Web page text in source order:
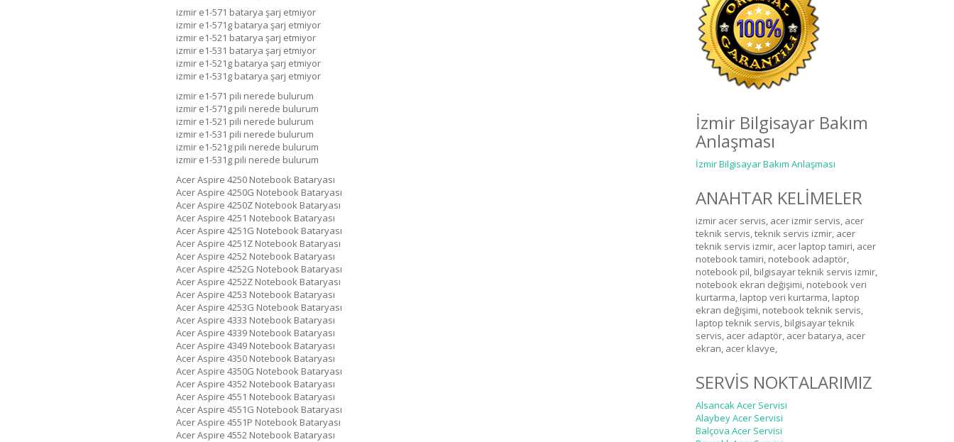
izmir e1-571 batarya şarj etmiyor
izmir e1-571g batarya şarj etmiyor
izmir e1-521 batarya şarj etmiyor
izmir e1-531 batarya şarj etmiyor
izmir e1-521g batarya şarj etmiyor
izmir e1-531g batarya şarj etmiyor
izmir e1-571 pili nerede bulurum
izmir e1-571g pili nerede bulurum
izmir e1-521 pili nerede bulurum
izmir e1-531 pili nerede bulurum
izmir e1-521g pili nerede bulurum
izmir e1-531g pili nerede bulurum
Acer Aspire 4250 Notebook Bataryası
Acer Aspire 4250G Notebook Bataryası
Acer Aspire 4250Z Notebook Bataryası
Acer Aspire 4251 Notebook Bataryası
Acer Aspire 4251G Notebook Bataryası
Acer Aspire 4251Z Notebook Bataryası
Acer Aspire 4252 Notebook Bataryası
Acer Aspire 4252G Notebook Bataryası
Acer Aspire 4252Z Notebook Bataryası
Acer Aspire 4253 Notebook Bataryası
Acer Aspire 4253G Notebook Bataryası
Acer Aspire 4333 Notebook Bataryası
Acer Aspire 4339 Notebook Bataryası
Acer Aspire 4349 Notebook Bataryası
Acer Aspire 4350 Notebook Bataryası
Acer Aspire 4350G Notebook Bataryası
Acer Aspire 4352 Notebook Bataryası
Acer Aspire 4551 Notebook Bataryası
Acer Aspire 4551G Notebook Bataryası
Acer Aspire 4551P Notebook Bataryası
Acer Aspire 4552 Notebook Bataryası
İzmir Bilgisayar Bakım
Anlaşması
İzmir Bilgisayar Bakım Anlaşması
ANAHTAR KELİMELER
izmir acer servis, acer izmir servis, acer
teknik servis, teknik servis izmir, acer
teknik servis izmir, acer laptop tamiri, acer
notebook tamiri, notebook adaptör,
notebook pil, bilgisayar teknik servis izmir,
notebook ekran değişimi, notebook veri
kurtarma, laptop veri kurtarma, laptop
ekran değişimi, notebook teknik servis,
laptop teknik servis, bilgisayar teknik
servis, acer adaptör, acer batarya, acer
ekran, acer klavye,
SERVİS NOKTALARIMIZ
Alsancak Acer Servisi
Alaybey Acer Servisi
Balçova Acer Servisi